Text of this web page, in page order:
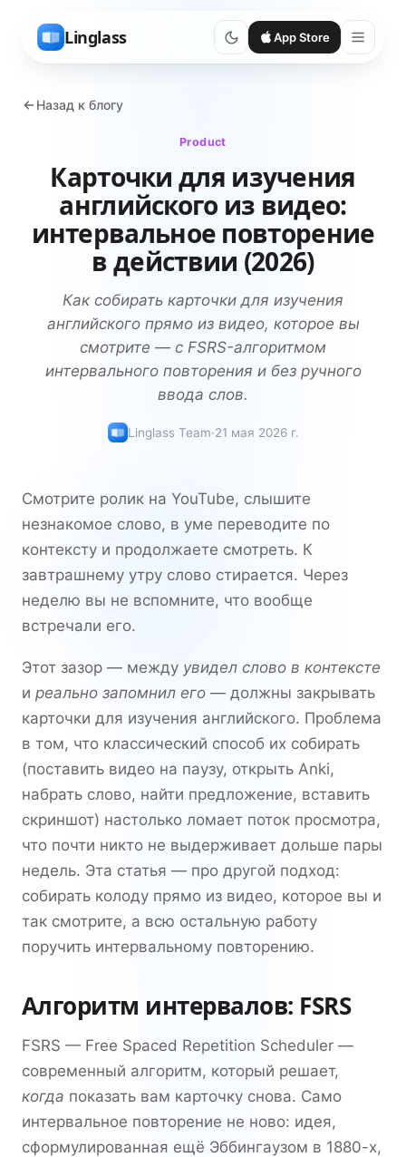
Linglass App Store
Назад к блогу
Product
Карточки для изучения
английского из видео:
интервальное повторение
в действии (2026)
Как собирать карточки для изучения
английского прямо из видео, которое вы
смотрите — с FSRS-алгоритмом
интервального повторения и без ручного
ввода слов.
Linglass Team·21 мая 2026 г.
Смотрите ролик на YouTube, слышите
незнакомое слово, в уме переводите по
контексту и продолжаете смотреть. К
завтрашнему утру слово стирается. Через
неделю вы не вспомните, что вообще
встречали его.
Этот зазор — между увидел слово в контексте
и реально запомнил его — должны закрывать
карточки для изучения английского. Проблема
в том, что классический способ их собирать
(поставить видео на паузу, открыть Anki,
набрать слово, найти предложение, вставить
скриншот) настолько ломает поток просмотра,
что почти никто не выдерживает дольше пары
недель. Эта статья — про другой подход:
собирать колоду прямо из видео, которое вы и
так смотрите, а всю остальную работу
поручить интервальному повторению.
Алгоритм интервалов: FSRS
FSRS — Free Spaced Repetition Scheduler —
современный алгоритм, который решает,
когда показать вам карточку снова. Само
интервальное повторение не ново: идея,
сформулированная ещё Эббингаузом в 1880-х,